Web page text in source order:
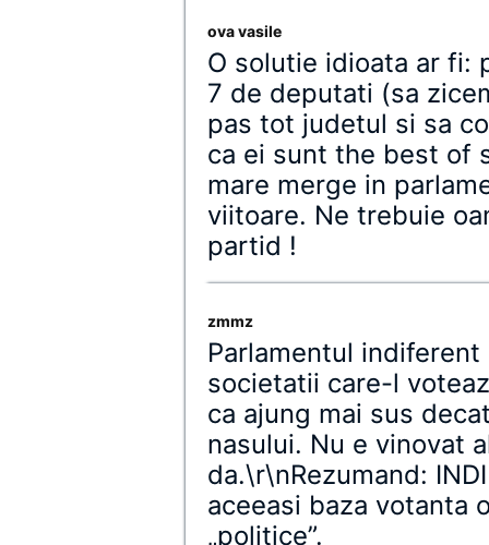
ova vasile
O solutie idioata ar fi:
7 de deputati (sa
pas tot judetul si sa
ca ei sunt the best of
mare merge in
viitoare. Ne trebuie
partid !
zmmz
Parlamentul
societatii care-l
ca ajung mai sus
nasului. Nu e vinovat
da.\r\nRezumand:
aceeasi baza votanta
„politice”.